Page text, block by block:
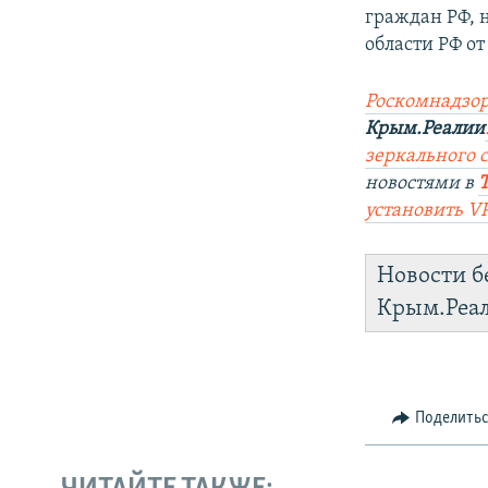
граждан РФ,
области РФ
Крым.Реалии
зеркального
новостями в
установить
Новости